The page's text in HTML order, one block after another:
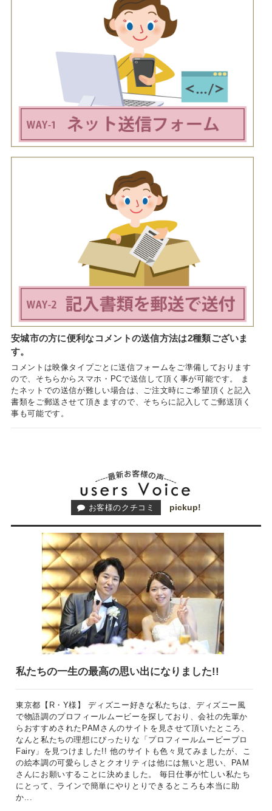
安城市の方に便利なコメントの送信方法は2種類ございま
す。
コメントは映像タイプごとに送信フォームをご準備しております
ので、そちらからスマホ・PCで送信して頂く事が可能です。 ま
たネットでの送信が難しい場合は、ご注文時にご希望頂くと記入
書類をご郵送させて頂きますので、そちらに記入してご郵送頂く
事も可能です。
お客様のクチコミ pickup!
私たちの一生の最高の思い出になりました!!
東京都【R・Y様】 ディズニー好きな私たちは、ディズニー風
で物語調のプロフィールムービーを探しており、会社の先輩か
らおすすめされたPAMさんのサイトを見させて頂いたところ、
なんと私たちの理想にぴったりな「プロフィールムービープロ
Fairy」を見つけました!! 他のサイトも色々見てみましたが、こ
の絵本調の可愛らしさとクオリティは他には無いと思い、PAM
さんにお願いすることに決めました。 毎日仕事が忙しい私たち
にとって、ラインで簡単にやりとりできるところも本当に助
か...